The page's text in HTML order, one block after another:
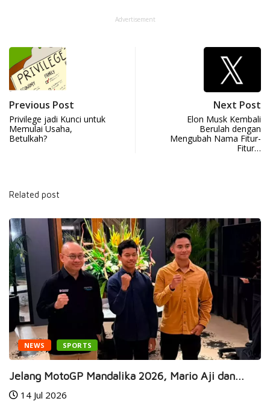
Advertisement
Previous Post
Privilege jadi Kunci untuk
Memulai Usaha,
Betulkah?
Next Post
Elon Musk Kembali
Berulah dengan
Mengubah Nama Fitur-
Fitur…
Related post
NEWS SPORTS
Jelang MotoGP Mandalika 2026, Mario Aji dan...
14 Jul 2026